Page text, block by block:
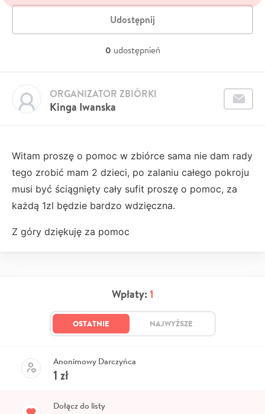
Udostępnij
0 udostępnień
Kinga Iwanska
ORGANIZATOR ZBIÓRKI
Witam proszę o pomoc w zbiórce sama nie dam rady
tego zrobić mam 2 dzieci, po zalaniu całego pokroju
musi być ściągnięty cały sufit proszę o pomoc, za
każdą 1zl będzie bardzo wdzięczna.
Z góry dziękuję za pomoc
Wpłaty: 1
OSTATNIE NAJWYŻSZE
Anonimowy Darczyńca
1 zł
Dołącz do listy